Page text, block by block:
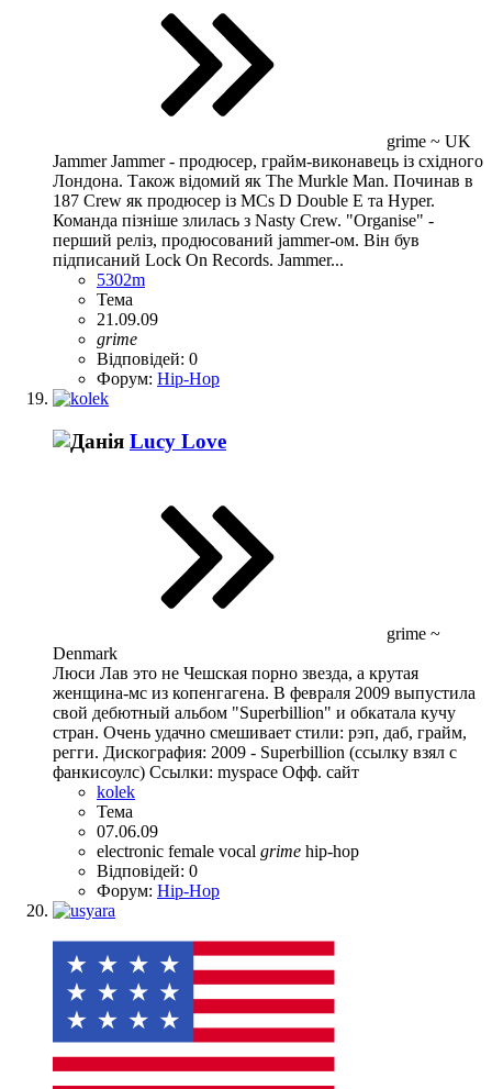
grime ~ UK
Jammer Jammer - продюсер, грайм-виконавець із східного
Лондона. Також відомий як The Murkle Man. Починав в
187 Crew як продюсер із MCs D Double E та Hyper.
Команда пізніше злилась з Nasty Crew. "Organise" -
перший реліз, продюсований jammer-ом. Він був
підписаний Lock On Records. Jammer...
5302m
Тема
21.09.09
grime
Відповідей: 0
Форум: Hip-Hop
Lucy Love
grime ~
Denmark
Люси Лав это не Чешская порно звезда, а крутая
женщина-мс из копенгагена. В февраля 2009 выпустила
свой дебютный альбом "Superbillion" и обкатала кучу
стран. Очень удачно смешивает стили: рэп, даб, грайм,
регги. Дискография: 2009 - Superbillion (ссылку взял с
фанкисоулс) Ссылки: myspace Офф. сайт
kolek
Тема
07.06.09
electronic female vocal grime hip-hop
Відповідей: 0
Форум: Hip-Hop